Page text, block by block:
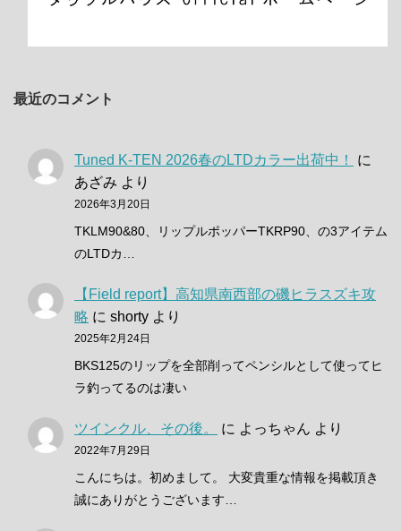
最近のコメント
Tuned K-TEN 2026春のLTDカラー出荷中！
に
あざみ より
2026年3月20日
TKLM90&80、リップルポッパーTKRP90、の3アイテム
のLTDカ…
【Field report】高知県南西部の磯ヒラスズキ攻
略 に shorty より
2025年2月24日
BKS125のリップを全部削ってペンシルとして使ってヒ
ラ釣ってるのは凄い
ツインクル、その後。 に よっちゃん より
2022年7月29日
こんにちは。初めまして。 大変貴重な情報を掲載頂き
誠にありがとうございます…